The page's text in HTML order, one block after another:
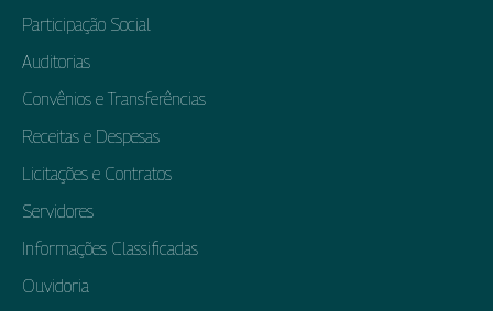
Participação Social
Auditorias
Convênios e Transferências
Receitas e Despesas
Licitações e Contratos
Servidores
Informações Classificadas
Ouvidoria